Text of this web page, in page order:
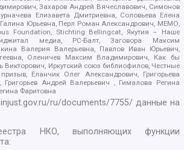
Захаров Андрей Вячеславович, Симонов
Елизавета Дмитриевна, Соловьева Елена
Юрьевна, Перл Роман Александрович, МЕМО,
Foundation, Stichting Bellingcat, Якутия – Наше
медиа, РС-Балт, Заговора Максим
Валерия Валерьевна, Павлов Иван Юрьевич,
Оленичев Максим Владимирович, Как бы
Викторович, Иркутский союз библиофилов, Честные
Еланчик Олег Александрович, Григорьева
Григорьев Андрей Валерьевич , Гималова Регина
Фаритовна
ru/documents/7755/ данные на
НКО, выполняющих функции